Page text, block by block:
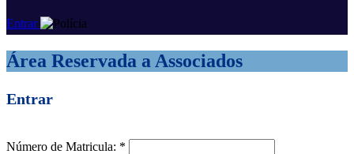
Entrar
Área Reservada a Associados
Entrar
Número de Matricula: *